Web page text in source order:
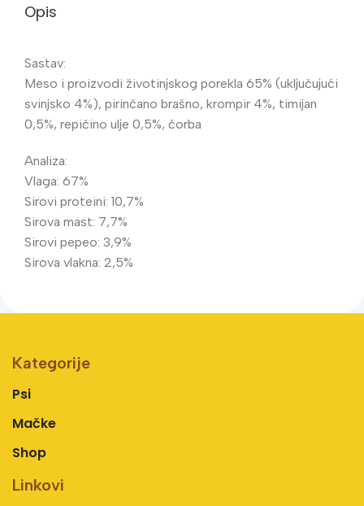
Opis
Sastav:
Meso i proizvodi životinjskog porekla 65% (uključujući
svinjsko 4%), pirinčano brašno, krompir 4%, timijan
0,5%, repičino ulje 0,5%, čorba
Analiza:
Vlaga: 67%
Sirovi proteini: 10,7%
Sirova mast: 7,7%
Sirovi pepeo: 3,9%
Sirova vlakna: 2,5%
Kategorije
Psi
Mačke
Shop
Linkovi